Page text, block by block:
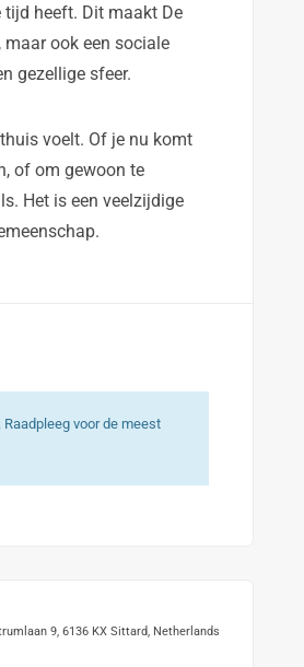
tijd heeft. Dit maakt De
maar ook een sociale
gezellige sfeer.
voelt. Of je nu komt
of om gewoon te
Het is een veelzijdige
voor de meest
9, 6136 KX Sittard, Netherlands